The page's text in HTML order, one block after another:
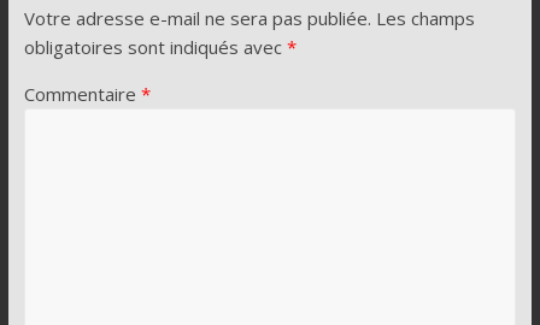
Votre adresse e-mail ne sera pas publiée. Les champs
obligatoires sont indiqués avec *
Commentaire *